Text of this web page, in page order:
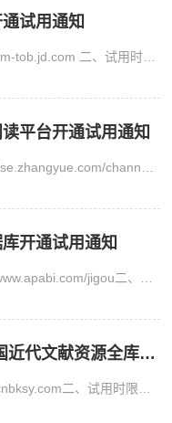
试用通知
平台开通试用通知
开通试用通知
全国报刊索引-中国近代文献资源全库试用通知